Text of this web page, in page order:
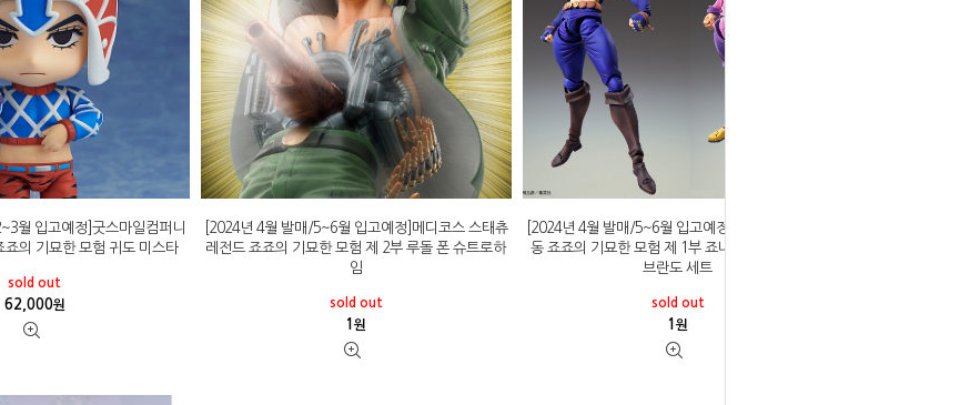
월 입고예정]굿스마일컴퍼니
죠의 기묘한 모험 귀도 미스타
sold out
62,000원
[2024년 4월 발매/5~6월 입고예정]메디코스 스태츄
레전드 죠죠의 기묘한 모험 제 2부 루돌 폰 슈트로하
임
sold out
1원
[2024년 4월 발매/5~6월 입고예정]메디코스 초상가
동 죠죠의 기묘한 모험 제 1부 죠나단 죠스타&디오
브란도 세트
sold out
1원